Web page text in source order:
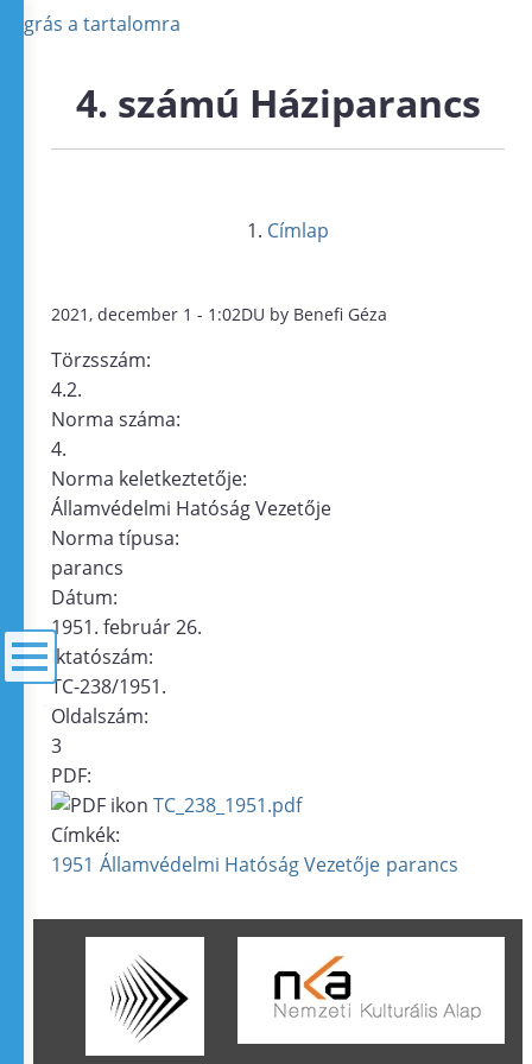
Ugrás a tartalomra
4. számú Háziparancs
Címlap
2021, december 1 - 1:02DU by Benefi Géza
Törzsszám:
4.2.
Norma száma:
4.
Norma keletkeztetője:
Államvédelmi Hatóság Vezetője
Norma típusa:
parancs
Dátum:
1951. február 26.
Iktatószám:
TC-238/1951.
Oldalszám:
3
PDF:
TC_238_1951.pdf
Címkék:
1951 Államvédelmi Hatóság Vezetője parancs